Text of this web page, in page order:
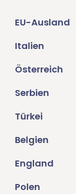
EU-Ausland
Italien
Österreich
Serbien
Türkei
Belgien
England
Polen